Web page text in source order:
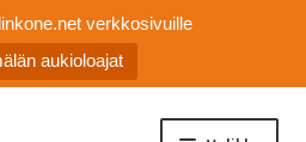
verkkosivuille
aukioloajat